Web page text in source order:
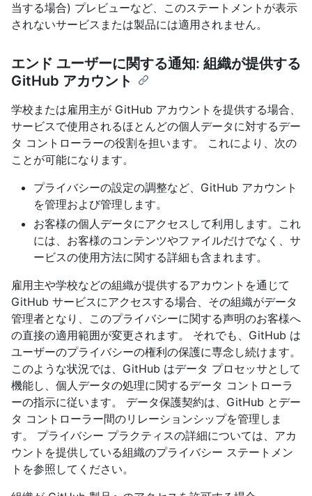
当する場合) プレビューなど、このステートメントが表示
されないサービスまたは製品には適用されません。
エンド ユーザーに関する通知: 組織が提供する
GitHub アカウント
学校または雇用主が GitHub アカウントを提供する場合、
サービスで使用されるほとんどの個人データに対するデー
タ コントローラーの役割を担います。 これにより、次の
ことが可能になります。
プライバシーの設定の調整など、GitHub アカウント
を管理および管理します。
お客様の個人データにアクセスして利用します。これ
には、お客様のコンテンツやファイルだけでなく、サ
ービスの使用方法に関する詳細も含まれます。
雇用主や学校などの組織が提供するアカウントを通じて
GitHub サービスにアクセスする場合、その組織がデータ
管理者となり、このプライバシーに関する声明のお客様へ
の直接の適用範囲が変更されます。 それでも、GitHub は
ユーザーのプライバシーの権利の保護に専念し続けます。
このような状況では、GitHub はデータ プロセッサとして
機能し、個人データの処理に関するデータ コントローラ
ーの指示に従います。 データ保護契約は、GitHub とデー
タ コントローラー間のリレーションシップを管理しま
す。 プライバシー プラクティスの詳細については、アカ
ウントを提供している組織のプライバシー ステートメン
トを参照してください。